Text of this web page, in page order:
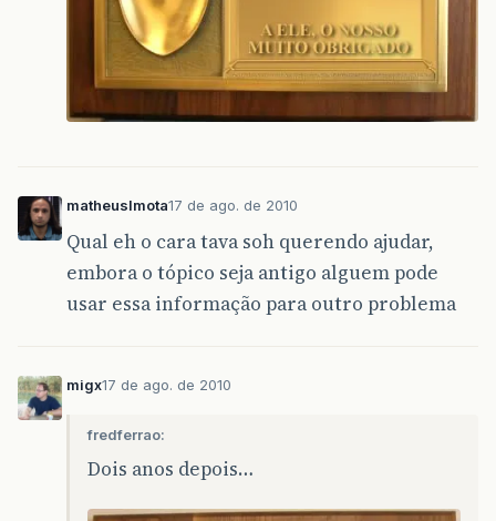
matheuslmota17 de ago. de 2010
Qual eh o cara tava soh querendo ajudar,
embora o tópico seja antigo alguem pode
usar essa informação para outro problema
migx17 de ago. de 2010
fredferrao:
Dois anos depois…